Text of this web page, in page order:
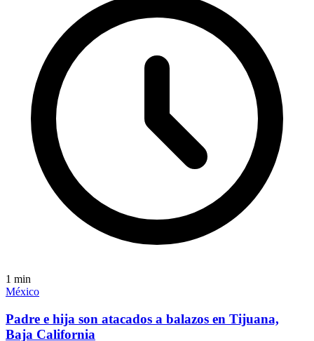
1 min
México
Padre e hija son atacados a balazos en Tijuana,
Baja California